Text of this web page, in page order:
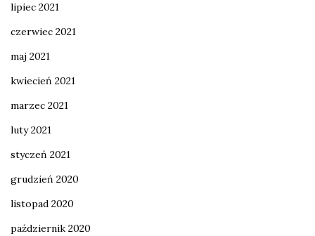
lipiec 2021
czerwiec 2021
maj 2021
kwiecień 2021
marzec 2021
luty 2021
styczeń 2021
grudzień 2020
listopad 2020
październik 2020